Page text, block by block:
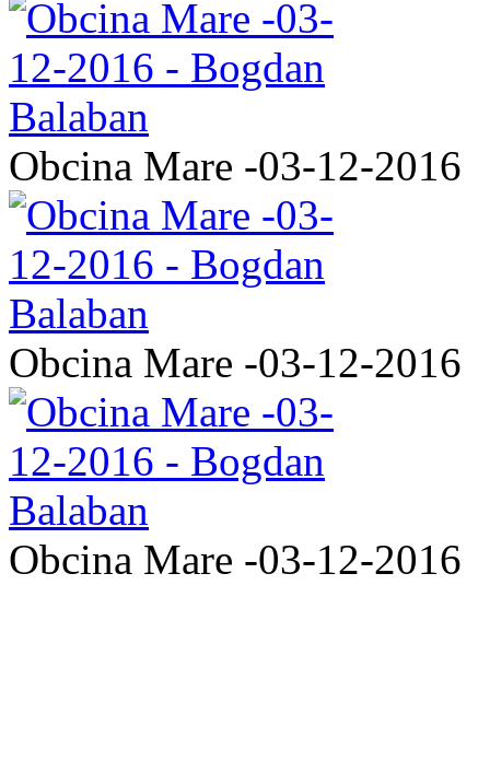
Obcina Mare -03-12-2016
Obcina Mare -03-12-2016
Obcina Mare -03-12-2016